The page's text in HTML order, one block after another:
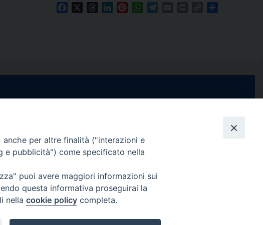
FacebookThreadsLinkedInPinterestWhatsApp
Copy
Uffici:
ore 09:30 – 12:30
YouTube
Channel
Feed
Informativa Privacy
COPYRIGHT © 2013-2025
per altre finalità ("interazioni e
e pubblicità") come specificato nella
puoi avere maggiori informazioni sui
questa informativa proseguirai la
nella cookie policy completa.